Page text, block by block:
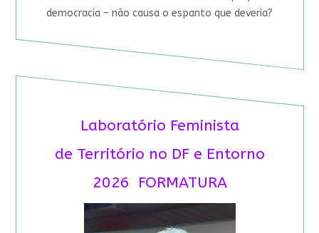
democracia – não causa o espanto que deveria?
Laboratório Feminista
de Território no DF e Entorno
2026 FORMATURA